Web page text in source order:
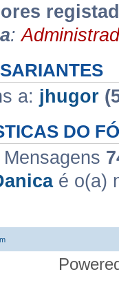
:
a: jhugor
DO
é o(a)